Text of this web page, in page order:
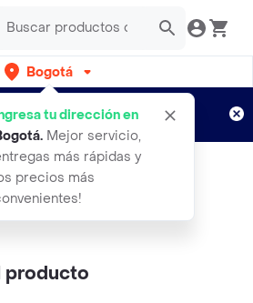
Bogotá
tu dirección en
. Mejor servicio,
más rápidas y
precios más
por semanas
Aplican TyC
Hombre
producto